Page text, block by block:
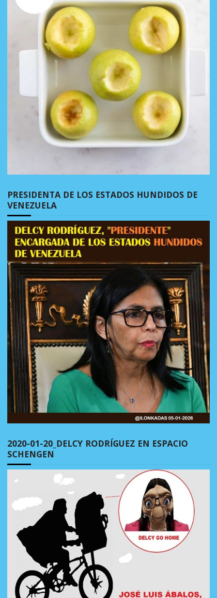
PRESIDENTA DE LOS ESTADOS HUNDIDOS DE
VENEZUELA
2020-01-20_DELCY RODRÍGUEZ EN ESPACIO
SCHENGEN